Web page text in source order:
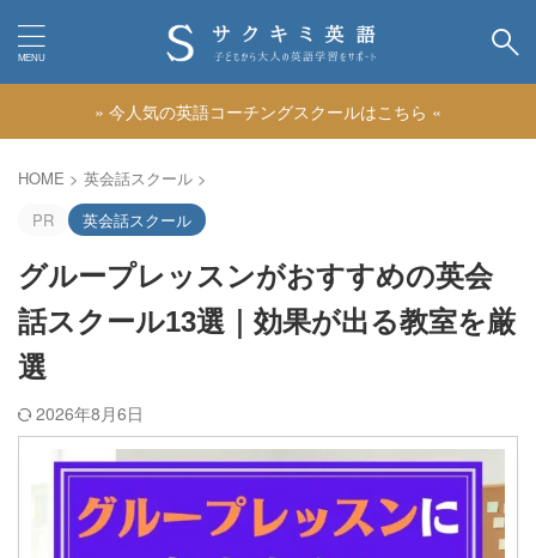
» 今人気の英語コーチングスクールはこちら «
HOME > 英会話スクール >
PR
英会話スクール
グループレッスンがおすすめの英会
話スクール13選｜効果が出る教室を厳
選
2026年8月6日